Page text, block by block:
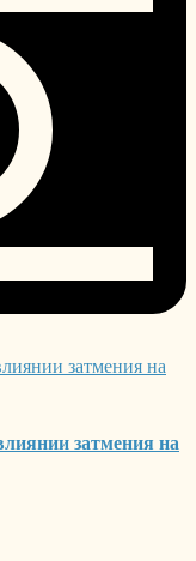
затмения на